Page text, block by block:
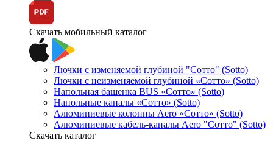
Скачать мобильный каталог
Лючки с изменяемой глубиной "Сотто" (Sotto)
Лючки с неизменяемой глубиной «Сотто» (Sotto)
Напольная башенка BUS «Сотто» (Sotto)
Напольные каналы «Сотто» (Sotto)
Алюминиевые колонны Aero «Сотто» (Sotto)
Алюминиевые кабель-каналы Aero "Сотто" (Sotto)
Скачать каталог